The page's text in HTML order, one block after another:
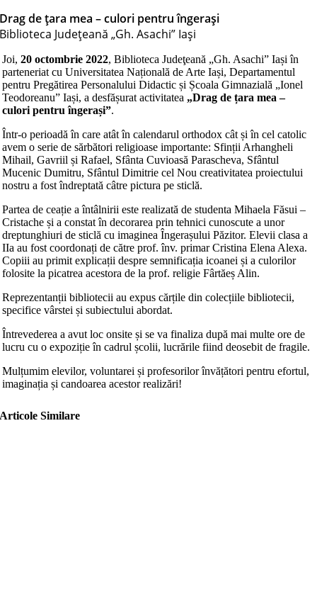
Drag de țara mea – culori pentru îngerași
Biblioteca Judeţeană „Gh. Asachi” Iaşi
Joi, 20 octombrie 2022, Biblioteca Judeţeană „Gh. Asachi” Iași în
parteneriat cu Universitatea Națională de Arte Iași, Departamentul
pentru Pregătirea Personalului Didactic și Școala Gimnazială „Ionel
Teodoreanu” Iași, a desfășurat activitatea „Drag de țara mea –
culori pentruîngerași”.
Într-o perioadă în care atât în calendarul orthodox cât și în cel catolic
avem o serie de sărbători religioase importante: Sfinții Arhangheli
Mihail, Gavriil și Rafael, Sfânta Cuvioasă Parascheva, Sfântul
Mucenic Dumitru, Sfântul Dimitrie cel Nou creativitatea proiectului
nostru a fost îndreptată câtre pictura pe sticlă.
Partea de ceație a întâlnirii este realizată de studenta Mihaela Făsui –
Cristache și a constat în decorarea prin tehnici cunoscute a unor
dreptunghiuri de sticlă cu imaginea Îngerașului Păzitor. Elevii clasa a
IIa au fost coordonați de către prof. înv. primar Cristina Elena Alexa.
Copiii au primit explicații despre semnificația icoanei și a culorilor
folosite la picatrea acestora de la prof. religie Fârtăeș Alin.
Reprezentanții bibliotecii au expus cărțile din colecțiile bibliotecii,
specifice vârstei și subiectului abordat.
Întrevederea a avut loc onsite și se va finaliza după mai multe ore de
lucru cu o expoziție în cadrul școlii, lucrările fiind deosebit de fragile.
Mulțumim elevilor, voluntarei și profesorilor învățători pentru efortul,
imaginația și candoarea acestor realizări!
Articole Similare